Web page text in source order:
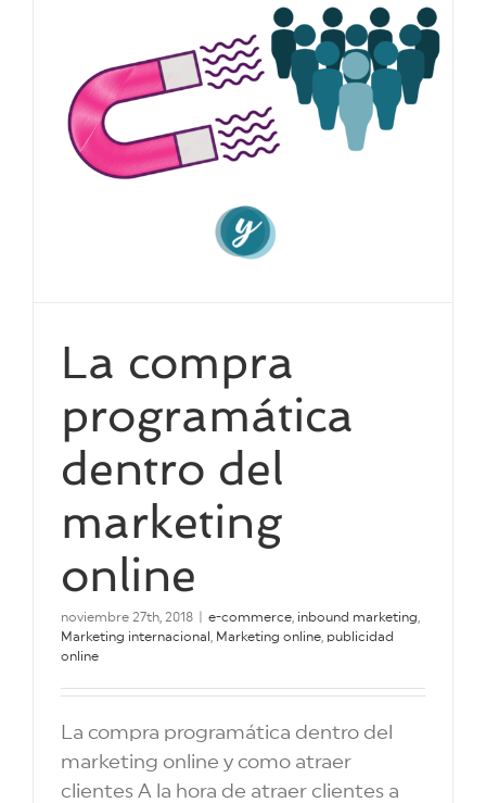
La compra
programática
dentro del
marketing
online
noviembre 27th, 2018 e-commerce inbound marketing
Marketing internacional
Marketing online publicidad
online
La compra programática dentro del
marketing online y como atraer
clientes A la hora de atraer clientes a